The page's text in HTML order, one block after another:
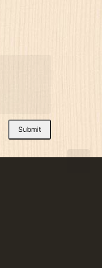
Submit